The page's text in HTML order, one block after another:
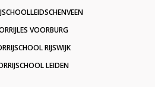
VOORBURG
RIJSWIJK
LEIDEN